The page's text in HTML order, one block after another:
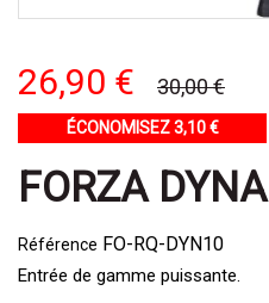
26,90 € 30,00 €
ÉCONOMISEZ 3,10 €
FORZA
Référence FO-RQ-DYN10
Entrée de gamme puissante.